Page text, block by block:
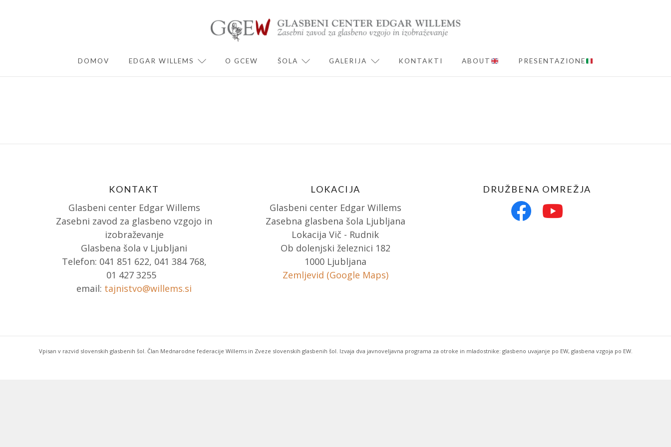
DOMOV EDGAR WILLEMS EXPAND CHILD MENU
O GCEW ŠOLA EXPAND CHILD MENU
GALERIJA EXPAND CHILD MENU
KONTAKTI ABOUT PRESENTAZIONE
KONTAKT
Glasbeni center Edgar Willems
Zasebni zavod za glasbeno vzgojo in
izobraževanje
Glasbena šola v Ljubljani
Telefon: 041 851 622, 041 384 768,
01 427 3255
email: tajnistvo@willems.si
LOKACIJA
Glasbeni center Edgar Willems
Zasebna glasbena šola Ljubljana
Lokacija Vič - Rudnik
Ob dolenjski železnici 182
1000 Ljubljana
Zemljevid (Google Maps)
DRUŽBENA OMREŽJA
Vpisan v razvid slovenskih glasbenih šol. Član Mednarodne federacije Willems in Zveze slovenskih glasbenih šol. Izvaja dva javnoveljavna programa za otroke in mladostnike: glasbeno uvajanje po EW, glasbena vzgoja po EW.